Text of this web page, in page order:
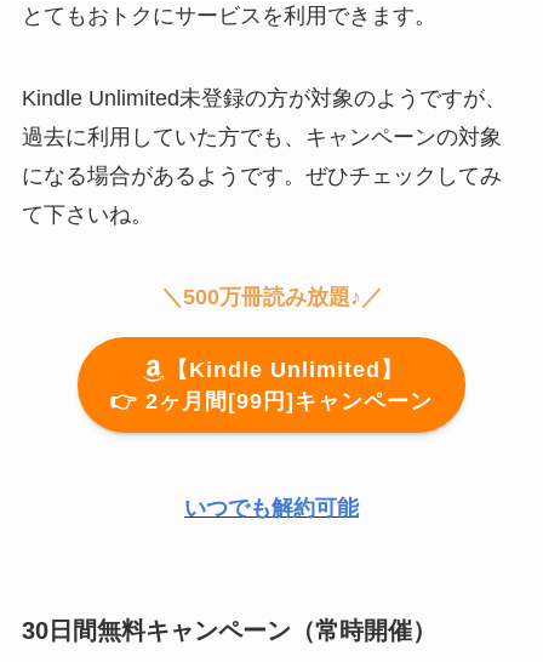
とてもおトクにサービスを利用できます。
Kindle Unlimited未登録の方が対象のようですが、
過去に利用していた方でも、キャンペーンの対象
になる場合があるようです。ぜひチェックしてみ
て下さいね。
＼500万冊読み放題♪／
【Kindle Unlimited】
👉️ 2ヶ月間[99円]キャンペーン
いつでも解約可能
30日間無料キャンペーン（常時開催）